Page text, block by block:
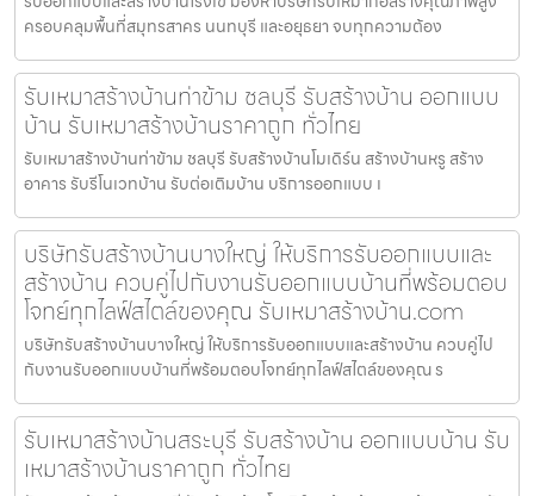
ครอบคลุมพื้นที่สมุทรสาคร นนทบุรี และอยุธยา จบทุกความต้อง
รับเหมาสร้างบ้านท่าข้าม ชลบุรี รับสร้างบ้าน ออกแบบ
บ้าน รับเหมาสร้างบ้านราคาถูก ทั่วไทย
รับเหมาสร้างบ้านท่าข้าม ชลบุรี รับสร้างบ้านโมเดิร์น สร้างบ้านหรู สร้าง
อาคาร รับรีโนเวทบ้าน รับต่อเติมบ้าน บริการออกแบบ เ
บริษัทรับสร้างบ้านบางใหญ่ ให้บริการรับออกแบบและ
สร้างบ้าน ควบคู่ไปกับงานรับออกแบบบ้านที่พร้อมตอบ
โจทย์ทุกไลฟ์สไตล์ของคุณ รับเหมาสร้างบ้าน.com
บริษัทรับสร้างบ้านบางใหญ่ ให้บริการรับออกแบบและสร้างบ้าน ควบคู่ไป
กับงานรับออกแบบบ้านที่พร้อมตอบโจทย์ทุกไลฟ์สไตล์ของคุณ ร
รับเหมาสร้างบ้านสระบุรี รับสร้างบ้าน ออกแบบบ้าน รับ
เหมาสร้างบ้านราคาถูก ทั่วไทย